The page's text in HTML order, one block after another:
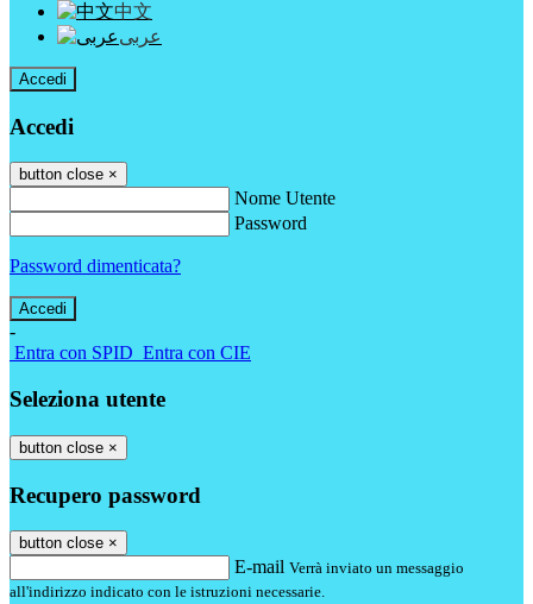
中文
عربى
Accedi
Accedi
button close ×
Nome Utente
Password
Password dimenticata?
-
Entra con SPID Entra con CIE
Seleziona utente
button close ×
Recupero password
button close ×
E-mail Verrà inviato un messaggio
all'indirizzo indicato con le istruzioni necessarie.